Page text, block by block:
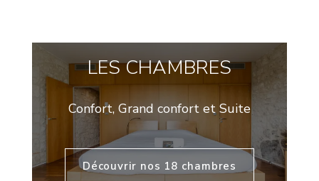
LES CHAMBRES
Confort, Grand confort et Suite
Découvrir nos 18 chambres